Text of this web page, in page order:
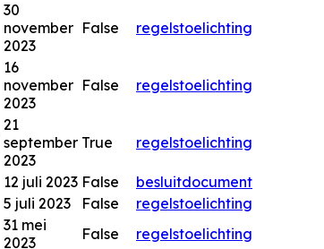
30
november
2023
False regelstoelichting
16
november
2023
False regelstoelichting
21
september
2023
True regelstoelichting
12 juli 2023 False
besluitdocument
5 juli 2023 False regelstoelichting
31 mei
2023
False regelstoelichting